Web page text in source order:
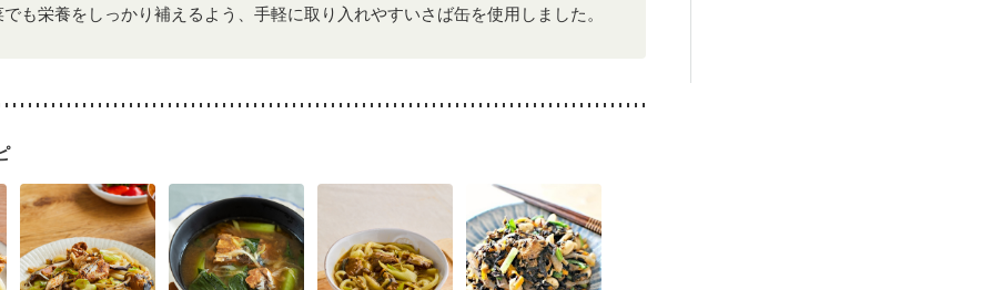
も栄養をしっかり補えるよう、手軽に取り入れやすいさば缶を使用しました。